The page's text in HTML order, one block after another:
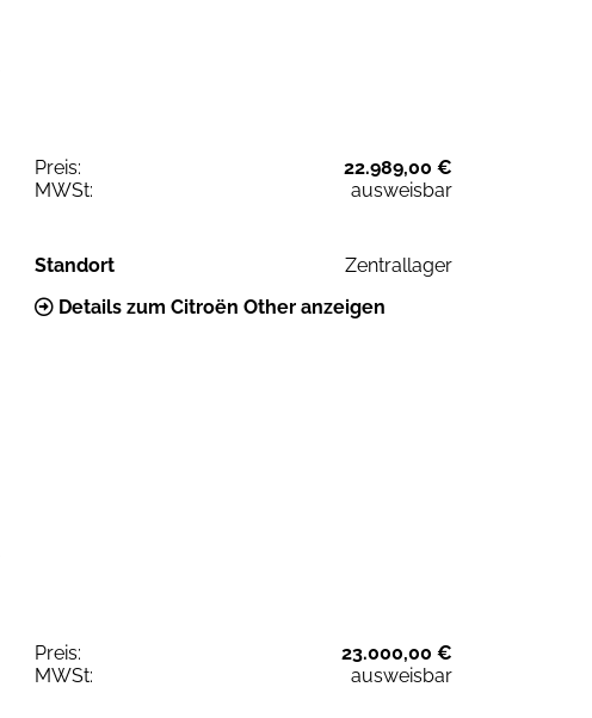
Preis:
22.989,00 €
MWSt:
ausweisbar
Standort
Zentrallager
Details zum Citroën Other anzeigen
Preis:
23.000,00 €
MWSt:
ausweisbar